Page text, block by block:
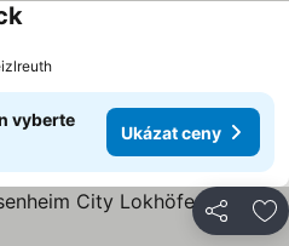
Ukázat ceny
vyberte
Ukázat ceny
Sdílet